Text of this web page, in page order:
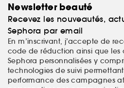
Newsletter beauté
Recevez les nouveautés,
Sephora par email
En m’inscrivant, j’accepte de
code de réduction ainsi que les
Sephora personnalisées y
technologies de suivi
performance des campagnes